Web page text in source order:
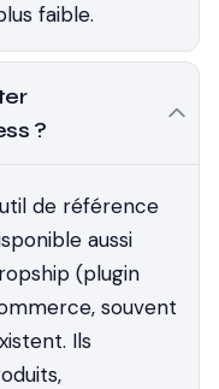
faible.
?
de référence
aussi
(plugin
souvent
Ils